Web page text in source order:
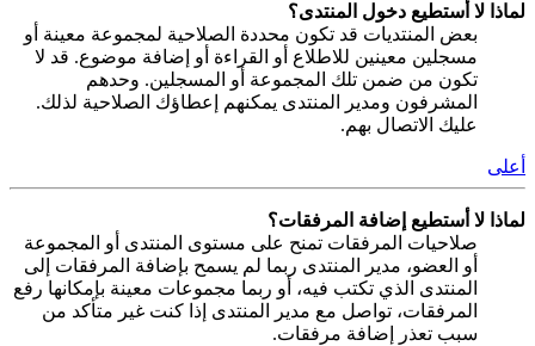
لماذا لا أستطيع دخول المنتدى؟
بعض المنتديات قد تكون محددة الصلاحية لمجموعة معينة أو
مسجلين معينين للاطلاع أو القراءة أو إضافة موضوع. قد لا
تكون من ضمن تلك المجموعة أو المسجلين. وحدهم
المشرفون ومدير المنتدى يمكنهم إعطاؤك الصلاحية لذلك.
عليك الاتصال بهم.
أعلى
لماذا لا أستطيع إضافة المرفقات؟
صلاحيات المرفقات تمنح على مستوى المنتدى أو المجموعة
أو العضو، مدير المنتدى ربما لم يسمح بإضافة المرفقات إلى
المنتدى الذي تكتب فيه، أو ربما مجموعات معينة بإمكانها رفع
المرفقات، تواصل مع مدير المنتدى إذا كنت غير متأكد من
سبب تعذر إضافة مرفقات.